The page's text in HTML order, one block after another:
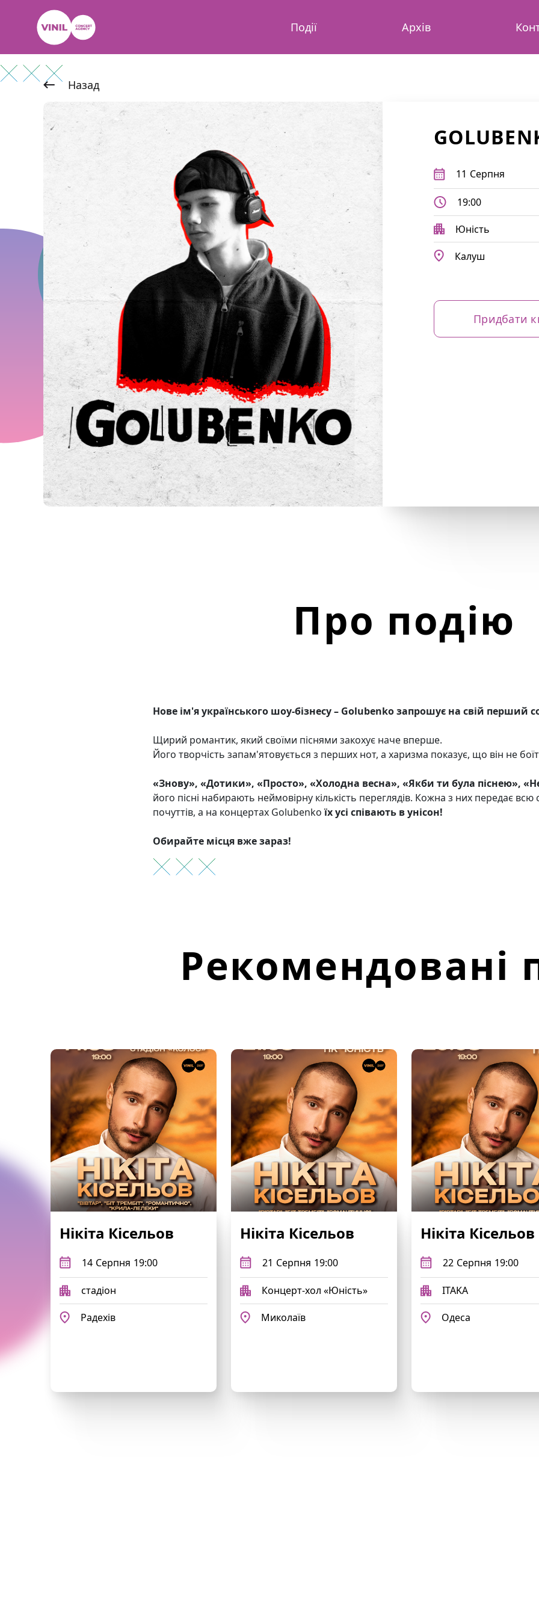
Події Архів
Назад
11 Серпня
19:00
Юність
Калуш
Придбати
Про подію
Нове ім'я українського шоу-бізнесу – Golubenko запрошує на свій перший
Щирий романтик, який своїми піснями закохує наче вперше.
Його творчість запам'ятовується з перших нот, а харизма показує, що він не
«Знову», «Дотики», «Просто», «Холодна весна», «Якби ти була піснею»,
його пісні набирають неймовірну кількість переглядів. Кожна з них передає всю
почуттів, а на концертах Golubenkoїх усі співають в унісон!
Обирайте місця вже зараз!
Рекомендовані
Нікіта Кісельов
14 Серпня 19:00
стадіон
Радехів
Нікіта Кісельов
21 Серпня 19:00
Концерт-хол «Юність»
Миколаїв
Нікіта Кісельов
22 Серпня 19:00
ITAKA
Одеса